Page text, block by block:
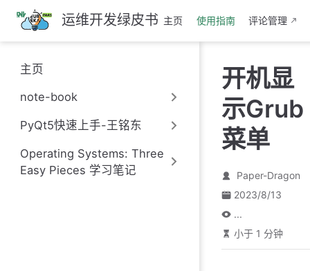
跳
至
主
要
內
运维开发绿皮书 主页 使用指南 评论管理
主页
note-book
PyQt5快速上手-王铭东
Operating Systems: Three
Easy Pieces 学习笔记
开机显
示Grub
菜单
Paper-Dragon
2023/8/13
...
小于 1 分钟